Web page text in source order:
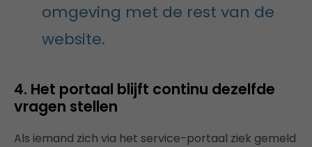
omgeving met de rest van de
website.
4. Het portaal blijft continu dezelfde
vragen stellen
Als iemand zich via het service-portaal ziek gemeld